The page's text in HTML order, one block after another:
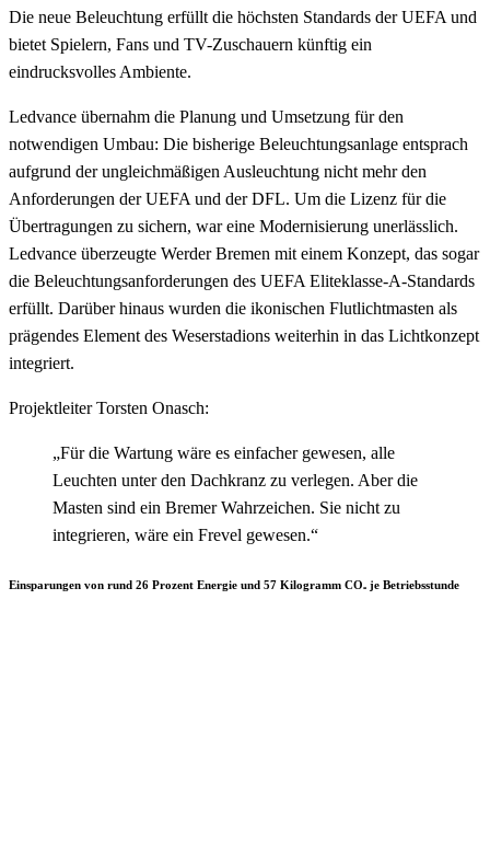
Die neue Beleuchtung erfüllt die höchsten Standards der UEFA und
bietet Spielern, Fans und TV-Zuschauern künftig ein
eindrucksvolles Ambiente.
Ledvance übernahm die Planung und Umsetzung für den
notwendigen Umbau: Die bisherige Beleuchtungsanlage entsprach
aufgrund der ungleichmäßigen Ausleuchtung nicht mehr den
Anforderungen der UEFA und der DFL. Um die Lizenz für die
Übertragungen zu sichern, war eine Modernisierung unerlässlich.
Ledvance überzeugte Werder Bremen mit einem Konzept, das sogar
die Beleuchtungsanforderungen des UEFA Eliteklasse-A-Standards
erfüllt. Darüber hinaus wurden die ikonischen Flutlichtmasten als
prägendes Element des Weserstadions weiterhin in das Lichtkonzept
integriert.
Projektleiter Torsten Onasch:
„Für die Wartung wäre es einfacher gewesen, alle
Leuchten unter den Dachkranz zu verlegen. Aber die
Masten sind ein Bremer Wahrzeichen. Sie nicht zu
integrieren, wäre ein Frevel gewesen.“
Einsparungen von rund 26 Prozent Energie und 57 Kilogramm CO₂ je Betriebsstunde